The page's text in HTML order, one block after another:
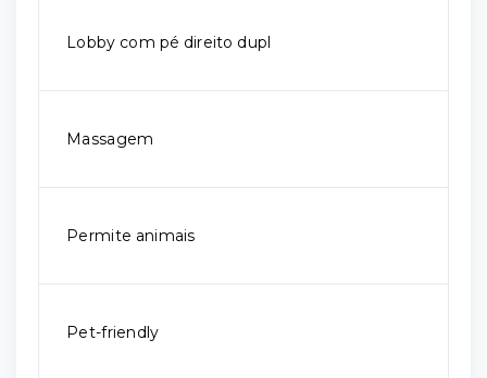
Lobby com pé direito dupl
Massagem
Permite animais
Pet-friendly